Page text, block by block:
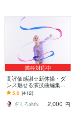
満枠対応中
高評価感謝☆新体操・ダ
ンス魅せる演技曲編集賜
ります ☆満足度100％分
からない事はDMでお気軽
に！
5.0 (412)
ざくろskris
2,000 円